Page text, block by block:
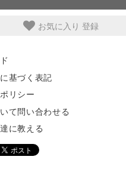
お気に入り
基づく表記
リシー
て問い合わせる
に教える